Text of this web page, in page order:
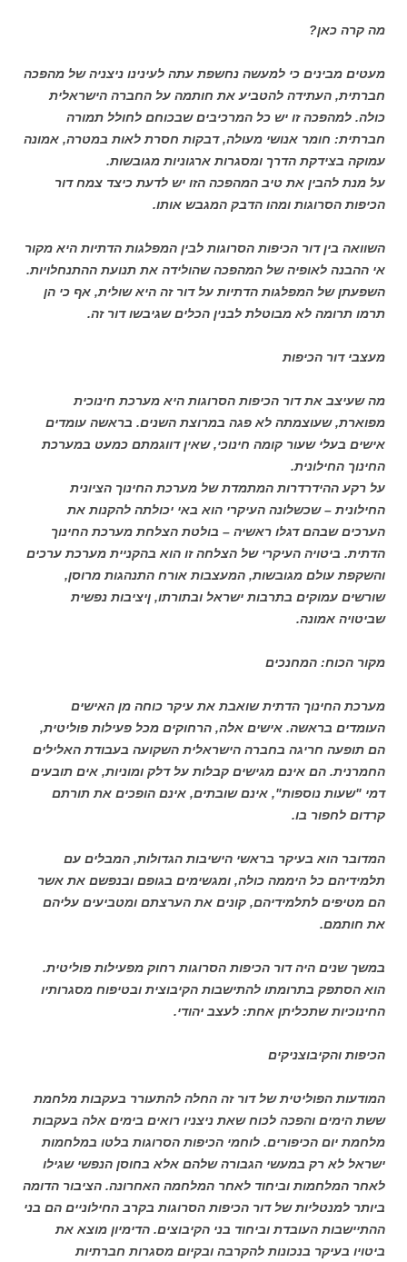
מה קרה כאן?
מעטים מבינים כי למעשה נחשפת עתה לעינינו ניצניה של מהפכה
חברתית, העתידה להטביע את חותמה על החברה הישראלית
כולה. למהפכה זו יש כל המרכיבים שבכוחם לחולל תמורה
חברתית: חומר אנושי מעולה, דבקות חסרת לאות במטרה, אמונה
עמוקה בצידקת הדרך ומסגרות ארגוניות מגובשות.
על מנת להבין את טיב המהפכה הזו יש לדעת כיצד צמח דור
הכיפות הסרוגות ומהו הדבק המגבש אותו.
השוואה בין דור הכיפות הסרוגות לבין המפלגות הדתיות היא מקור
אי ההבנה לאופיה של המהפכה שהולידה את תנועת ההתנחלויות.
השפעתן של המפלגות הדתיות על דור זה היא שולית, אף כי הן
תרמו תרומה לא מבוטלת לבנין הכלים שגיבשו דור זה.
מעצבי דור הכיפות
מה שעיצב את דור הכיפות הסרוגות היא מערכת חינוכית
מפוארת, שעוצמתה לא פגה במרוצת השנים. בראשה עומדים
אישים בעלי שעור קומה חינוכי, שאין דווגמתם כמעט במערכת
החינוך החילונית.
על רקע ההידרדרות המתמדת של מערכת החינוך הציונית
החילונית – שכשלונה העיקרי הוא באי יכולתה להקנות את
הערכים שבהם דגלו ראשיה – בולטת הצלחת מערכת החינוך
הדתית. ביטויה העיקרי של הצלחה זו הוא בהקניית מערכת ערכים
והשקפת עולם מגובשות, המעצבות אורח התנהגות מרוסן,
שורשים עמוקים בתרבות ישראל ובתורתו, ןיציבות נפשית
שביטויה אמונה.
מקור הכוח: המחנכים
מערכת החינוך הדתית שואבת את עיקר כוחה מן האישים
העומדים בראשה. אישים אלה, הרחוקים מכל פעילות פוליטית,
הם תופעה חריגה בחברה הישראלית השקועה בעבודת האלילים
החמרנית. הם אינם מגישים קבלות על דלק ומוניות, אים תובעים
דמי "שעות נוספות", אינם שובתים, אינם הופכים את תורתם
קרדום לחפור בו.
המדובר הוא בעיקר בראשי הישיבות הגדולות, המבלים עם
תלמידיהם כל היממה כולה, ומגשימים בגופם ובנפשם את אשר
הם מטיפים לתלמידיהם, קונים את הערצתם ומטביעים עליהם
את חותמם.
במשך שנים היה דור הכיפות הסרוגות רחוק מפעילות פוליטית.
הוא הסתפק בתרומתו להתישבות הקיבוצית ובטיפוח מסגרותיו
החינוכיות שתכליתן אחת: לעצב יהודי.
הכיפות והקיבוצניקים
המודעות הפוליטית של דור זה החלה להתעורר בעקבות מלחמת
ששת הימים והפכה לכוח שאת ניצניו רואים בימים אלה בעקבות
מלחמת יום הכיפורים. לוחמי הכיפות הסרוגות בלטו במלחמות
ישראל לא רק במעשי הגבורה שלהם אלא בחוסן הנפשי שגילו
לאחר המלחמות וביחוד לאחר המלחמה האחרונה. הציבור הדומה
ביותר למנטליות של דור הכיפות הסרוגות בקרב החילוניים הם בני
ההתיישבות העובדת וביחוד בני הקיבוצים. הדימיון מוצא את
ביטויו בעיקר בנכונות להקרבה ובקיום מסגרות חברתיות